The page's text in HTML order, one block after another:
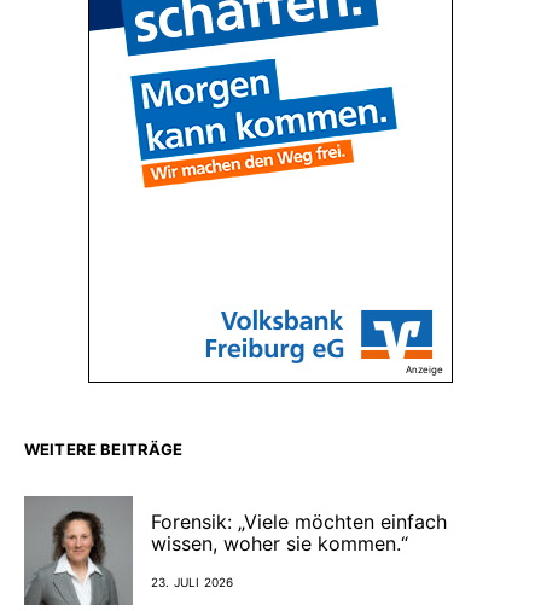
Anzeige
WEITERE BEITRÄGE
Forensik: „Viele möchten einfach
wissen, woher sie kommen.“
23. JULI 2026